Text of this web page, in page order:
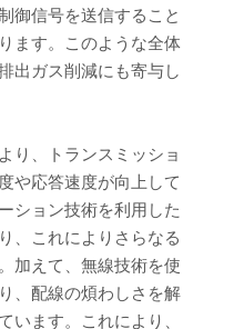
御信号を送信すること
ます。このような全体
出ガス削減にも寄与し
り、トランスミッショ
や応答速度が向上して
ション技術を利用した
、これによりさらなる
加えて、無線技術を使
、配線の煩わしさを解
います。これにより、